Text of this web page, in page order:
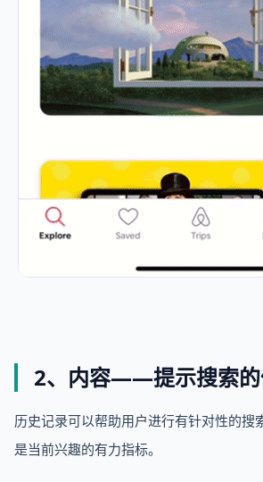
2、内容——提示搜索
历史记录可以帮助用户进行有针对性的搜
是当前兴趣的有力指标。